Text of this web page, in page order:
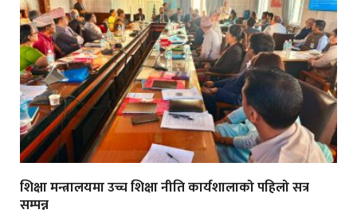
शिक्षा मन्त्रालयमा उच्च शिक्षा नीति कार्यशालाको पहिलो सत्र
सम्पन्न